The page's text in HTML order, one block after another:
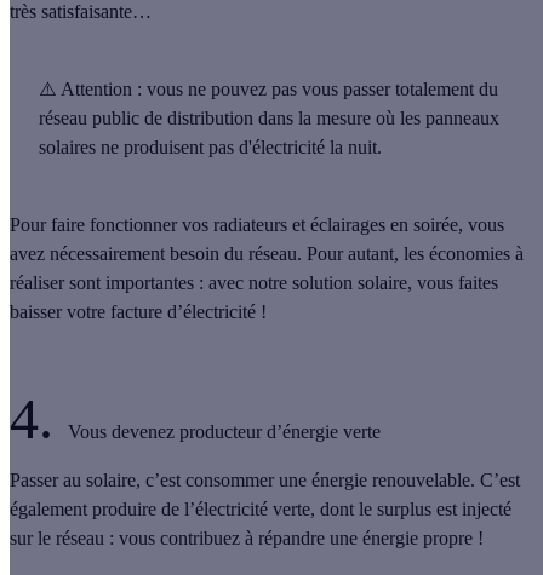
très satisfaisante…
⚠️ Attention : vous ne pouvez pas vous passer totalement du
réseau public de distribution dans la mesure où les panneaux
solaires ne produisent pas d'électricité la nuit.
Pour faire fonctionner vos radiateurs et éclairages en soirée, vous
avez nécessairement besoin du réseau. Pour autant, les économies à
réaliser sont importantes : avec notre solution solaire, vous faites
baisser votre facture d’électricité !
4. Vous devenez producteur d’énergie verte
Passer au solaire, c’est consommer une énergie renouvelable. C’est
également produire de l’électricité verte, dont le surplus est injecté
sur le réseau : vous contribuez à répandre une énergie propre !